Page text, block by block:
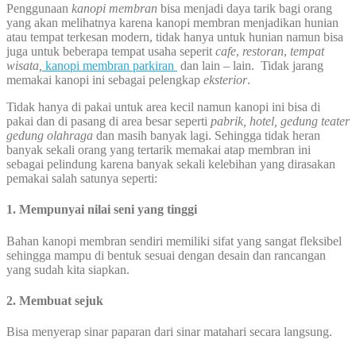
Penggunaan kanopi membran bisa menjadi daya tarik bagi orang
yang akan melihatnya karena kanopi membran menjadikan hunian
atau tempat terkesan modern, tidak hanya untuk hunian namun bisa
juga untuk beberapa tempat usaha seperit cafe, restoran, tempat
wisata, kanopi membran parkiran dan lain – lain. Tidak jarang
memakai kanopi ini sebagai pelengkap eksterior.
Tidak hanya di pakai untuk area kecil namun kanopi ini bisa di
pakai dan di pasang di area besar seperti pabrik, hotel, gedung teater
gedung olahraga dan masih banyak lagi. Sehingga tidak heran
banyak sekali orang yang tertarik memakai atap membran ini
sebagai pelindung karena banyak sekali kelebihan yang dirasakan
pemakai salah satunya seperti:
1. Mempunyai nilai seni yang tinggi
Bahan kanopi membran sendiri memiliki sifat yang sangat fleksibel
sehingga mampu di bentuk sesuai dengan desain dan rancangan
yang sudah kita siapkan.
2. Membuat sejuk
Bisa menyerap sinar paparan dari sinar matahari secara langsung.